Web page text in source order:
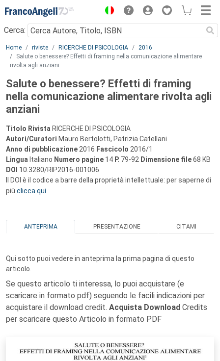
Menu
Cerca:
Main content
Home riviste RICERCHE DI PSICOLOGIA
2016
Salute o benessere? Effetti di framing nella comunicazione alimentare
rivolta agli anziani
Salute o benessere? Effetti di framing
nella comunicazione alimentare rivolta agli
anziani
Titolo Rivista RICERCHE DI PSICOLOGIA
Autori/Curatori Mauro Bertolotti, Patrizia Catellani
Anno di pubblicazione 2016 Fascicolo 2016/1
Lingua Italiano Numero pagine 14 P. 79-92 Dimensione file68 KB
DOI 10.3280/RIP2016-001006
Il DOI è il codice a barre della proprietà intellettuale: per saperne di
più clicca qui
ANTEPRIMA PRESENTAZIONE CITAMI
Qui sotto puoi vedere in anteprima la prima pagina di questo
articolo.
Se questo articolo ti interessa, lo puoi acquistare (e
scaricare in formato pdf) seguendo le facili indicazioni per
acquistare il download credit. Acquista Download Credits
per scaricare questo Articolo in formato PDF